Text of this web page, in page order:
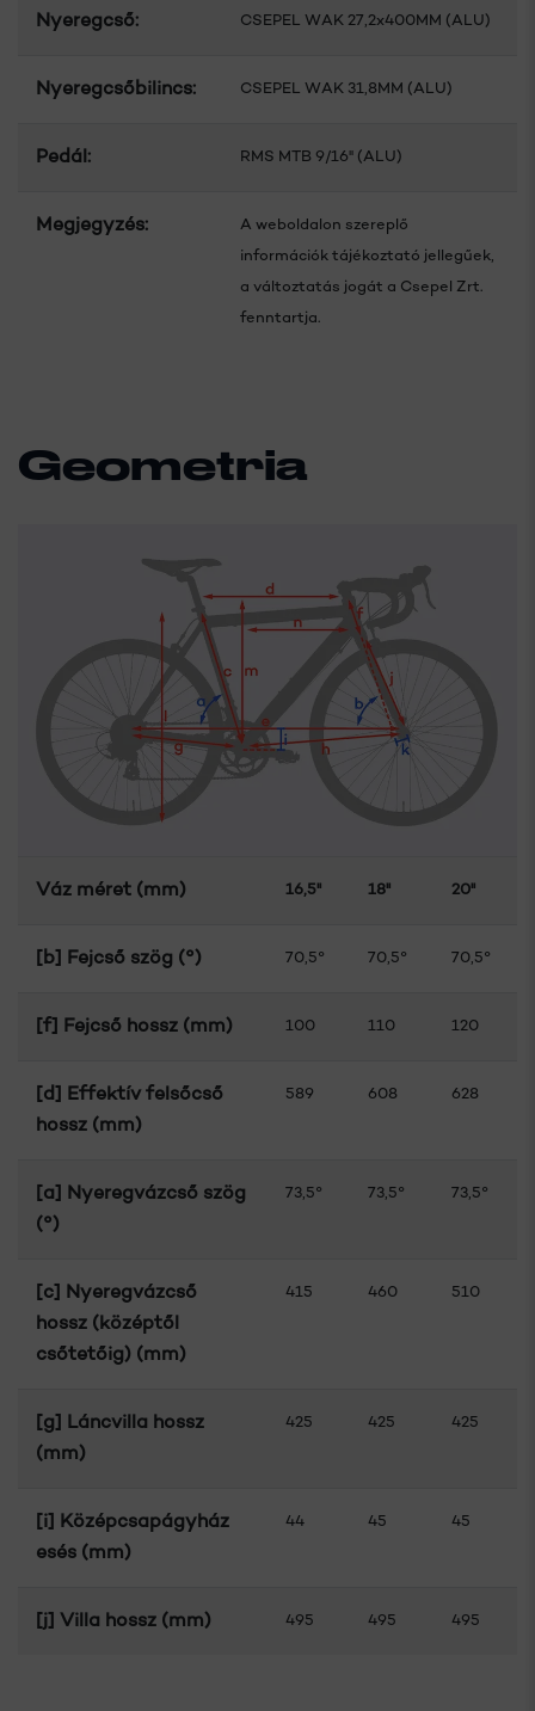
Nyeregcső: CSEPEL WAK 27,2x400MM (ALU)
Nyeregcsőbilincs: CSEPEL WAK 31,8MM (ALU)
Pedál: RMS MTB 9/16" (ALU)
Megjegyzés:
A weboldalon szereplő
információk tájékoztató jellegűek,
a változtatás jogát a Csepel Zrt.
fenntartja.
Geometria
Váz méret (mm) 16,5" 18" 20"
[b] Fejcső szög (°) 70,5° 70,5° 70,5°
[f] Fejcső hossz (mm) 100 110 120
[d] Effektív felsőcső
hossz (mm)
589 608 628
[a] Nyeregvázcső szög
(°)
73,5° 73,5° 73,5°
[c] Nyeregvázcső
hossz (középtől
csőtetőig) (mm)
415 460 510
[g] Láncvilla hossz
(mm)
425 425 425
[i] Középcsapágyház
esés (mm)
44 45 45
[j] Villa hossz (mm) 495 495 495